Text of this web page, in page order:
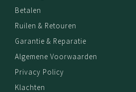
Betalen
Ruilen & Retouren
Garantie & Reparatie
Algemene Voorwaarden
Privacy Policy
Klachten